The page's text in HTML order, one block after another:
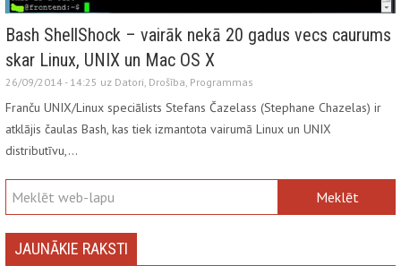
Bash ShellShock – vairāk nekā 20 gadus vecs caurums
skar Linux, UNIX un Mac OS X
26/09/2014 - 14:25 uz Datori, Drošība, Programmas
Franču UNIX/Linux speciālists Stefans Čazelass (Stephane Chazelas) ir
atklājis čaulas Bash, kas tiek izmantota vairumā Linux un UNIX
distributīvu,…
JAUNĀKIE RAKSTI